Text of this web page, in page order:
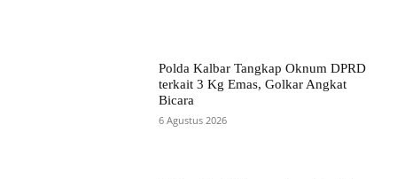
Polda Kalbar Tangkap Oknum DPRD
terkait 3 Kg Emas, Golkar Angkat
Bicara
6 Agustus 2026